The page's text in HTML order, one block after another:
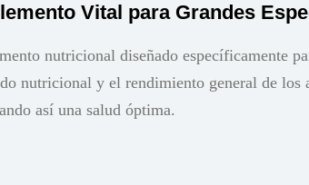
Vital para Grandes
nutricional diseñado específicamente
nutricional y el rendimiento general de
así una salud óptima.